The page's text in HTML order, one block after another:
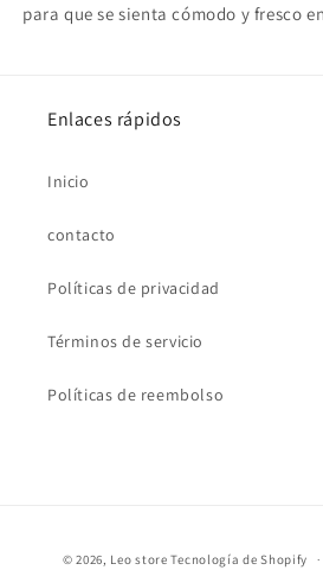
para que se sienta cómodo y fresco
Enlaces rápidos
Inicio
contacto
Políticas de privacidad
Términos de servicio
Políticas de reembolso
de
© 2026, Leo store Tecnología de Shopify